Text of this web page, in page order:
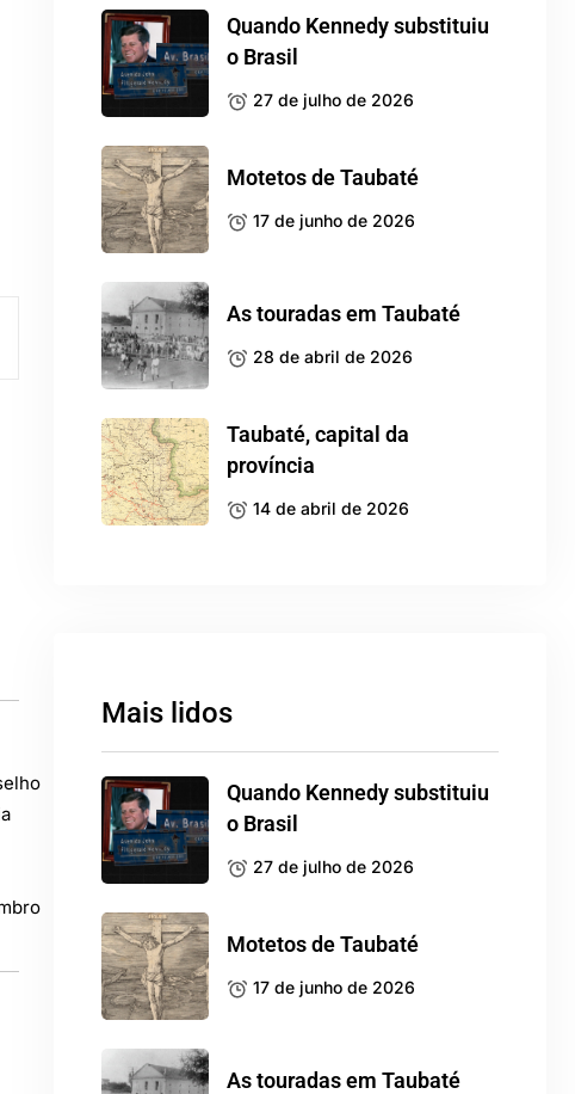
Quando Kennedy substituiu
o Brasil
27 de julho de 2026
Motetos de Taubaté
17 de junho de 2026
As touradas em Taubaté
28 de abril de 2026
Taubaté, capital da
província
14 de abril de 2026
Mais lidos
Quando Kennedy substituiu
o Brasil
27 de julho de 2026
Motetos de Taubaté
17 de junho de 2026
As touradas em Taubaté